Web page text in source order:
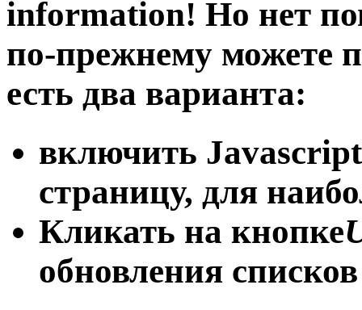
information! Но нет
по-прежнему можете
есть два варианта:
включить Javascript
страницу, для
Кликать на кнопке
обновления